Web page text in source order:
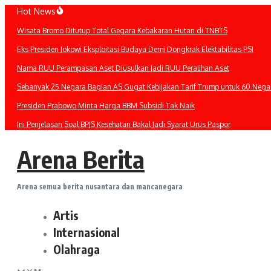
Lewati
konten
Hot News
Wisata Bromo Ditutup Total Gegara Kebakaran Hutan di TNBTS
Eks Presiden Jokowi Eksploitasi Budaya Demi Dongkrak Elektabilitas PSI
Nama RUU Perampasan Aset Diusulkan Jadi RUU Peralihan Aset
Sebanyak 25 Negara Bagian AS Gugat Kebijakan Tarif Trump untuk 60
Presiden Prabowo Minta Harga BBM Subsidi Tak Naik
Ini Penjelasan Soal BPJS Kesehatan Bakal Jadi Syarat Urus Paspor
Arena Berita
Arena semua berita nusantara dan mancanegara
Artis
Internasional
Olahraga